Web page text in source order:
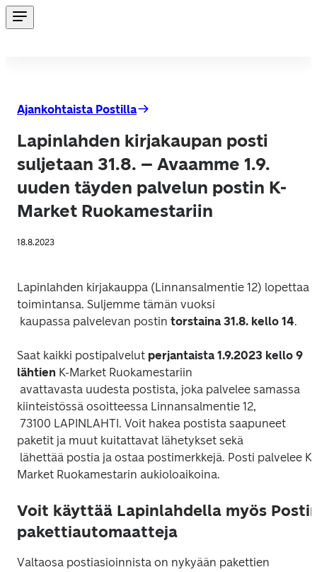
Ajankohtaista Postilla
Lapinlahden kirjakaupan posti
suljetaan 31.8. – Avaamme 1.9.
uuden täyden palvelun postin K-
Market Ruokamestariin
18.8.2023
Lapinlahden kirjakauppa (Linnansalmentie 12) lopettaa
toimintansa. Suljemme tämän vuoksi
kaupassa palvelevan postin torstaina 31.8. kello 14
Saat kaikki postipalvelut perjantaista 1.9.2023 kello 9
lähtien K-Market Ruokamestariin
kiinteistössä osoitteessa Linnansalmentie 12,
paketit ja muut kuitattavat lähetykset sekä
Voit käyttää Lapinlahdella myös
pakettiautomaatteja
Valtaosa postiasioinnista on nykyään pakettien